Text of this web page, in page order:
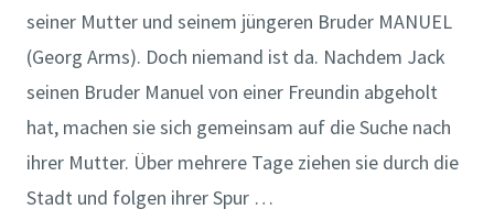
seiner Mutter und seinem jüngeren Bruder MANUEL
(Georg Arms). Doch niemand ist da. Nachdem Jack
seinen Bruder Manuel von einer Freundin abgeholt
hat, machen sie sich gemeinsam auf die Suche nach
ihrer Mutter. Über mehrere Tage ziehen sie durch die
Stadt und folgen ihrer Spur …